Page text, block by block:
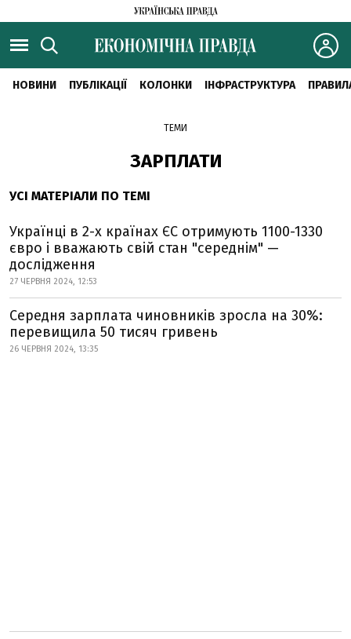
НОВИНИ ПУБЛІКАЦІЇ КОЛОНКИ ІНФРАСТРУКТУРА
ТЕМИ
ЗАРПЛАТИ
УСІ МАТЕРІАЛИ ПО ТЕМІ
Українці в 2-х країнах ЄС отримують 1100-1330
євро і вважають свій стан "середнім" —
дослідження
27 ЧЕРВНЯ 2024, 12:53
Середня зарплата чиновників зросла на 30%:
перевищила 50 тисяч гривень
26 ЧЕРВНЯ 2024, 13:35